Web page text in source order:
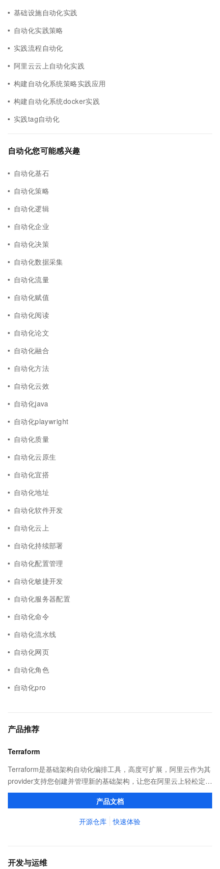
基础设施自动化实践
自动化实践策略
实践流程自动化
阿里云云上自动化实践
构建自动化系统策略实践应用
构建自动化系统docker实践
实践tag自动化
自动化您可能感兴趣
自动化基石
自动化策略
自动化逻辑
自动化企业
自动化决策
自动化数据采集
自动化流量
自动化赋值
自动化阅读
自动化论文
自动化融合
自动化方法
自动化云效
自动化java
自动化playwright
自动化质量
自动化云原生
自动化宜搭
自动化地址
自动化软件开发
自动化云上
自动化持续部署
自动化配置管理
自动化敏捷开发
自动化服务器配置
自动化命令
自动化流水线
自动化网页
自动化角色
自动化pro
产品推荐
Terraform
Terraform是基础架构自动化编排工具，高度可扩展，阿里云作为其
provider支持您创建并管理新的基础架构，让您在阿里云上轻松定
义、预览和部署云资源，实现云上自动化需求。
产品文档
开源仓库 快速体验
开发与运维